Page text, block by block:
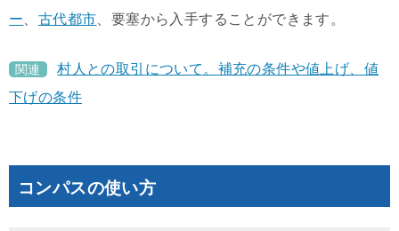
ー、 古代都市、要塞から入手することができます。
関連
村人との取引について。補充の条件や値上げ、値
下げの条件
コンパスの使い方